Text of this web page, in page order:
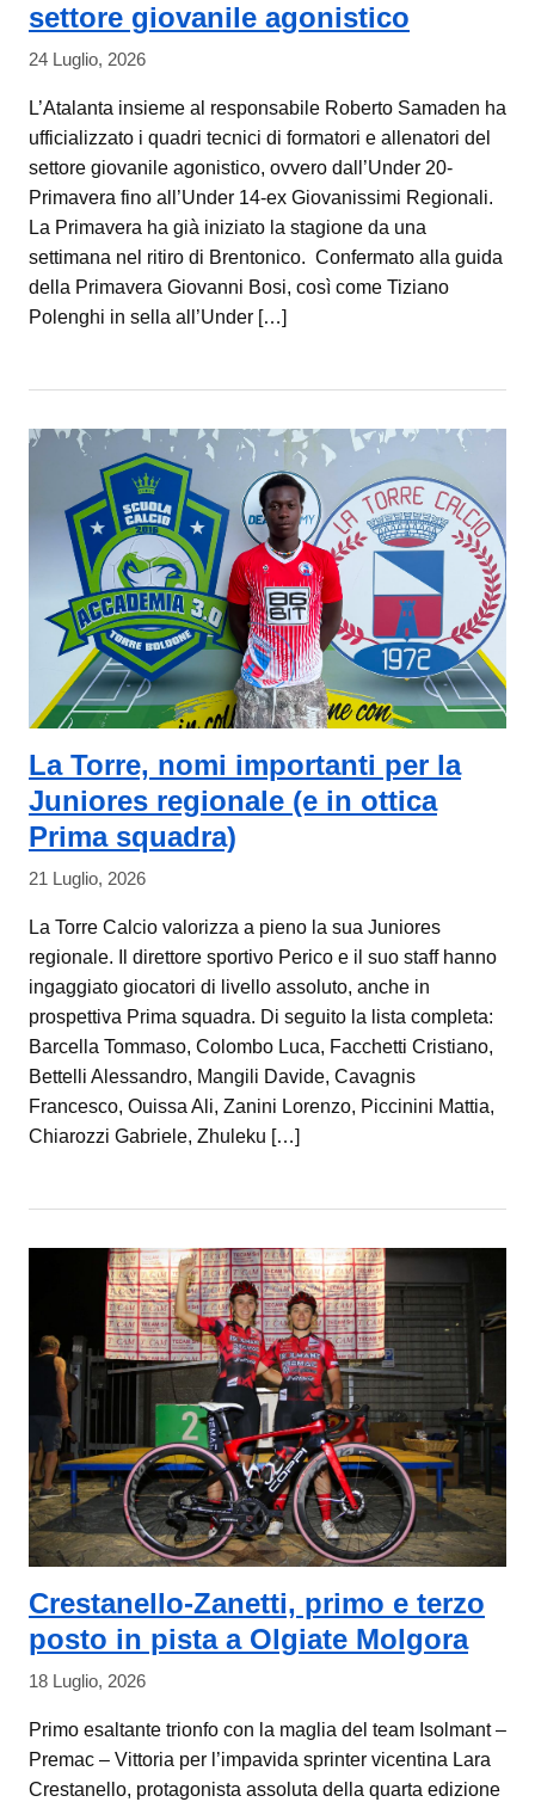
settore giovanile agonistico
24 Luglio, 2026
L’Atalanta insieme al responsabile Roberto Samaden ha
ufficializzato i quadri tecnici di formatori e allenatori del
settore giovanile agonistico, ovvero dall’Under 20-
Primavera fino all’Under 14-ex Giovanissimi Regionali.
La Primavera ha già iniziato la stagione da una
settimana nel ritiro di Brentonico. Confermato alla guida
della Primavera Giovanni Bosi, così come Tiziano
Polenghi in sella all’Under […]
La Torre, nomi importanti per la
Juniores regionale (e in ottica
Prima squadra)
21 Luglio, 2026
La Torre Calcio valorizza a pieno la sua Juniores
regionale. Il direttore sportivo Perico e il suo staff hanno
ingaggiato giocatori di livello assoluto, anche in
prospettiva Prima squadra. Di seguito la lista completa:
Barcella Tommaso, Colombo Luca, Facchetti Cristiano,
Bettelli Alessandro, Mangili Davide, Cavagnis
Francesco, Ouissa Ali, Zanini Lorenzo, Piccinini Mattia,
Chiarozzi Gabriele, Zhuleku […]
Crestanello-Zanetti, primo e terzo
posto in pista a Olgiate Molgora
18 Luglio, 2026
Primo esaltante trionfo con la maglia del team Isolmant –
Premac – Vittoria per l’impavida sprinter vicentina Lara
Crestanello, protagonista assoluta della quarta edizione